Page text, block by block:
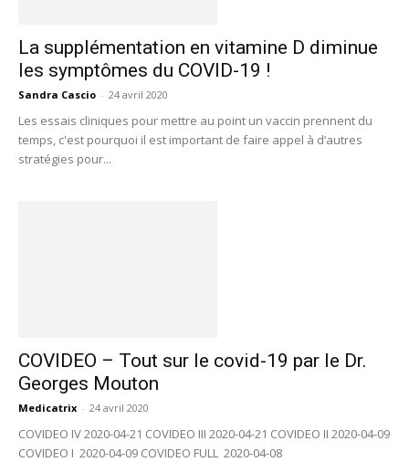
La supplémentation en vitamine D diminue
les symptômes du COVID-19 !
Sandra Cascio - 24 avril 2020
Les essais cliniques pour mettre au point un vaccin prennent du
temps, c'est pourquoi il est important de faire appel à d’autres
stratégies pour...
COVIDEO – Tout sur le covid-19 par le Dr.
Georges Mouton
Medicatrix - 24 avril 2020
COVIDEO IV 2020-04-21 COVIDEO III 2020-04-21 COVIDEO II 2020-04-09
COVIDEO I 2020-04-09 COVIDEO FULL 2020-04-08